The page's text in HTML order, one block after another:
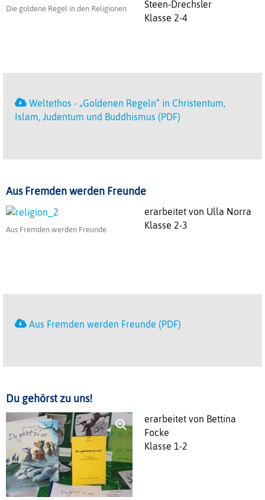
Die goldene Regel in den Religionen
Steen-Drechsler
Klasse 2-4
Weltethos - „Goldenen Regeln“ in Christentum,
Islam, Judentum und Buddhismus (PDF)
Aus Fremden werden Freunde
Aus Fremden werden Freunde
erarbeitet von Ulla Norra
Klasse 2-3
Aus Fremden werden Freunde (PDF)
Du gehörst zu uns!
erarbeitet von Bettina
Focke
Klasse 1-2